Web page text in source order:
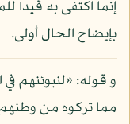
إنما اكتفى به قيدا
بإيضاح الحال أولى.
و قوله: «لنبوئنهم
مما تركوه من